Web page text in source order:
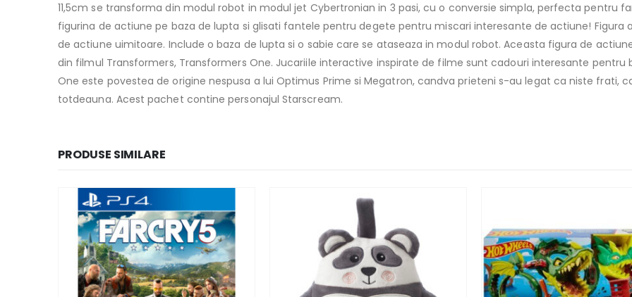
11,5cm se transforma din modul robot in modul jet Cybertronian in 3 pasi, cu o conversie simpla, perfecta pentru
figurina de actiune pe baza de lupta si glisati fantele pentru degete pentru miscari interesante de actiune!
de actiune uimitoare. Include o baza de lupta si o sabie care se ataseaza in modul robot. Aceasta figura de
din filmul Transformers, Transformers One. Jucariile interactive inspirate de filme sunt cadouri interesante pentru
One este povestea de origine nespusa a lui Optimus Prime si Megatron, candva prieteni s-au legat ca niste frati,
totdeauna. Acest pachet contine personajul Starscream.
PRODUSE SIMILARE